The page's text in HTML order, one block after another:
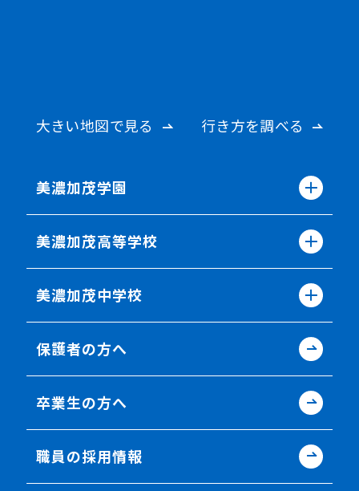
大きい地図で見る 行き方を調べる
美濃加茂学園
美濃加茂高等学校
美濃加茂中学校
保護者の方へ
卒業生の方へ
職員の採用情報